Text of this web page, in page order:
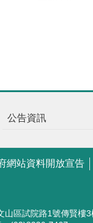
公告資訊
網站資料開放宣告
山區試院路1號傳賢樓3